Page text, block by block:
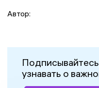
Автор:
узнавать о